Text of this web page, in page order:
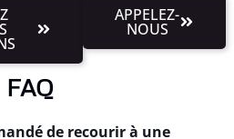
APPELEZ-
NOUS
FAQ
de recourir à une